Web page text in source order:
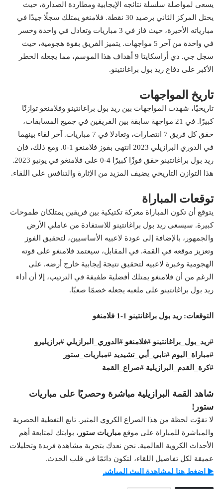
يسعى لمواصلة سلسلة نتائجه الإيجابية ومطاردة الصدارة، حيث
يحتل المركز الثاني برصيد 30 نقطة. فلامنغو يمتلك سجلًا جيدًا في
مبارياته الأخيرة، حيث فاز في 3 مباريات وتعادل في واحدة وخسر
في واحدة من آخر 5 مواجهات. يتميز الفريق بقوة هجومية، حيث
سجل جي. دي أراسكايتا 9 أهداف هذا الموسم، مما يجعله الخطر
الأكبر على دفاع ريد بول براغانتينو.
تاريخ المواجهات
تاريخيًا، شهدت المواجهات بين ريد بول براغانتينو وفلامنغو توازنًا
كبيرًا. في 21 مواجهة سابقة بين الفريقين في جميع المسابقات،
حقق كل فريق 7 انتصارات، وتعادلا في 7 مباريات. آخر لقاء بينهما
في الدوري البرازيلي 2023 انتهى بفوز فلامنغو 1-0. ومع ذلك، فإن
ريد بول براغانتينو حقق فوزًا كبيرًا 4-0 على فلامنغو في يونيو 2023.
هذا التوازن التاريخي يضيف المزيد من الإثارة والتنافس على اللقاء.
توقعات المباراة
يتوقع أن تكون المباراة معركة تكتيكية بين فريقين يمتلكان طموحات
كبيرة. سيسعى ريد بول براغانتينو للاستفادة من عاملي الأرض
والجمهور، بالإضافة إلى عودة لاعبيه الأساسيين، لتحقيق الفوز
وتعزيز موقعه في القمة. في المقابل، سيعتمد فلامنغو على قوته
الهجومية وخبرة لاعبيه لتحقيق نتيجة إيجابية خارج أرضه. على
الرغم من أن فلامنغو يمتلك أفضلية طفيفة في الترتيب، إلا أن أداء
ريد بول براغانتينو على ملعبه يجعله خصمًا صعبًا.
التوقعات: ريد بول براغانتينو 1-1 فلامنغو
#ريد_بول_براغانتينو #فلامنغو #الدوري_البرازيلي #برازيليرو
#مباراة_اليوم #نابي_أبي_تشيديد #مباريات_ستور
#كرة_القدم_البرازيلية #صراع_القمة
شاهد القمة البرازيلية مباشرة وحصريًا على مباريات
ستور!
لا تفوّت لحظة من هذا الصراع الكروي المثير. تابع التغطية الحصرية
والمباشرة للمباراة على موقع مباريات ستور ، بوابتك لمتابعة أهم
الأحداث الكروية العالمية. نحن نعدك بتجربة مشاهدة فريدة وتحليلات
عميقة لكل تفاصيل اللقاء، لتكون دائمًا في قلب الحدث.
▶️ اضغط هنا لمشاهدة البث المباشر